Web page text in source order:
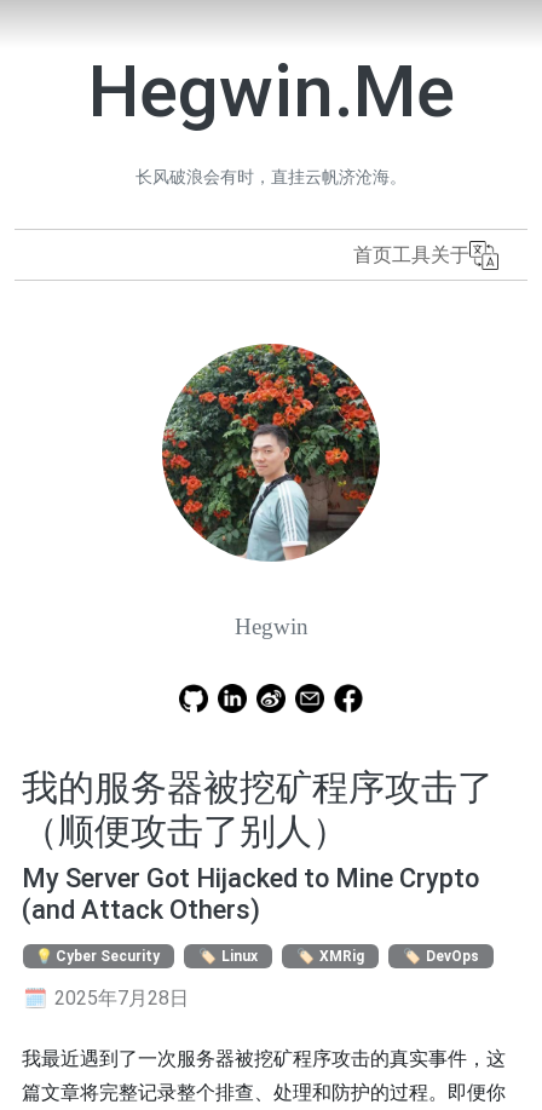
Hegwin.Me
长风破浪会有时，直挂云帆济沧海。
首页工具关于
我的服务器被挖矿程序攻击了
（顺便攻击了别人）
My Server Got Hijacked to Mine Crypto
(and Attack Others)
Cyber Security Linux XMRig DevOps
2025年7月28日
我最近遇到了一次服务器被挖矿程序攻击的真实事件，这
篇文章将完整记录整个排查、处理和防护的过程。即便你
Hegwin